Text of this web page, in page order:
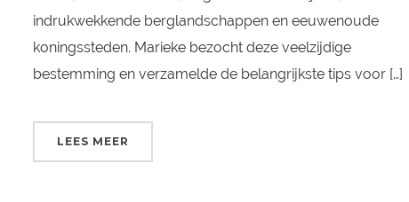
indrukwekkende berglandschappen en eeuwenoude
koningssteden. Marieke bezocht deze veelzijdige
bestemming en verzamelde de belangrijkste tips voor […]
LEES MEER